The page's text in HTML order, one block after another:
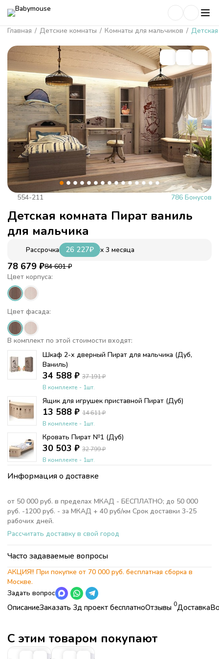
Главная / Детские комнаты / Комнаты для мальчиков /
ОписаниеЗаказать 3д проект бесплатноОтзывы 0Доставка
Коллекция
Детская комната Пират (Pirat)
Страна
Стиль
Тематические,
БЕСПЛАТНО.
554-211 786 Бонусов
Детская комната Пират ваниль
для мальчика
Рассрочка 26 227₽ x 3 месяца
Цвет корпуса:
Цвет фасада:
В комплект по этой стоимости входят:
Шкаф 2-х дверный Пират для мальчика (Дуб,
Ваниль)
34 588 ₽ 37 191₽
В комплекте - 1шт.
Ящик для игрушек приставной Пират (Дуб)
13 588 ₽ 14 611₽
В комплекте - 1шт.
Кровать Пират №1 (Дуб)
30 503 ₽ 32 799₽
В комплекте - 1шт.
78 679 ₽84 601₽
Информация о доставке
от 50 000 руб. в пределах МКАД - БЕСПЛАТНО; до 50 000
руб. -1200 руб. - за МКАД + 40 руб/км Срок доставки 3-25
рабочих дней.
Рассчитать доставку в свой город
Часто задаваемые вопросы
АКЦИЯ!! При покупке от 70 000 руб. бесплатная сборка в
Москве.
Задать вопрос
С этим товаром покупают